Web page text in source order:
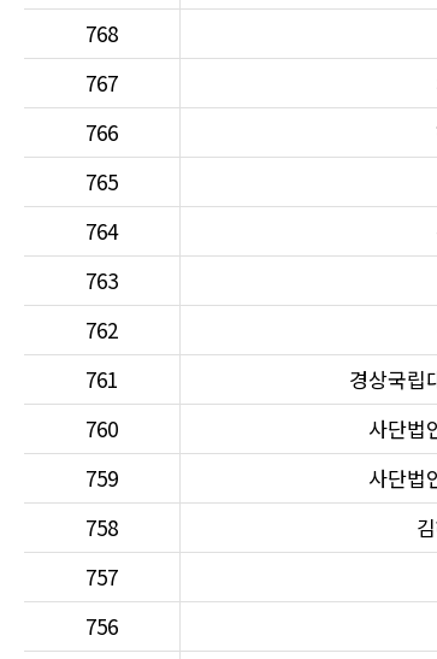
768
767
766
765
764
763
762
761
경상국립
760
사단법
759
사단법
758
757
756